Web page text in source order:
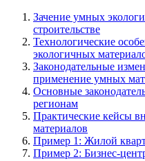
Зачение умных
строительстве
Технологические
экологичных
Законодательные
применение умных
Основные
регионам
Практические кейсы
материалов
Пример 1: Жилой
Пример 2: Бизнес-